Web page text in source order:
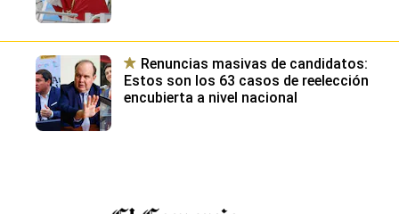
Renuncias masivas de candidatos:
Estos son los 63 casos de reelección
encubierta a nivel nacional